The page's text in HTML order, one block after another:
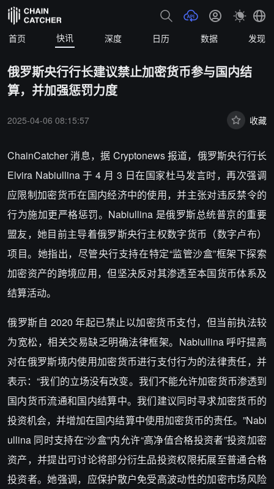
首页 快讯 深度 日历 数据 发现
俄罗斯央行行长建议禁止加密货币参与国内结
算，并加强惩罚力度
2025-04-06 08:15:57 收藏
ChainCatcher 消息，据 Cryptonews 报道，俄罗斯央行行长
Elvira Nabiullina 于 4 月 3 日在国家杜马发言时，再次强调
应限制加密货币在国内经济中的使用，并主张对违反禁令的
行为施加更严格惩罚。Nabiullina 是俄罗斯总统普京的重要
盟友，她目前主导着俄罗斯央行主权数字货币（数字卢布）
项目。她指出，尽管央行支持在特定“监管沙盒”框架下探索
加密资产的跨境应用，但坚决反对其渗透至本国货币体系及
结算活动。
俄罗斯自 2020 年起已禁止以加密货币支付，但当前执法较
为宽松，相关交易缺乏明确法律框架。Nabiullina 呼吁提高
对在俄罗斯境内使用加密货币进行支付行为的法律责任，并
表示：“我们的立场没有改变。我们不能允许加密货币渗透到
国内货币流通和国内结算中。我们建议同时寻求加密货币的
投资机会，并增加在国内结算中使用加密货币的责任。”Nabi
ullina 同时支持在“沙盒”内允许“高净值合格投资者”投资加密
资产，并提出可讨论将部分衍生品投资权限拓展至普通合格
投资者。她强调，应保护散户免受高波动性的加密市场风险